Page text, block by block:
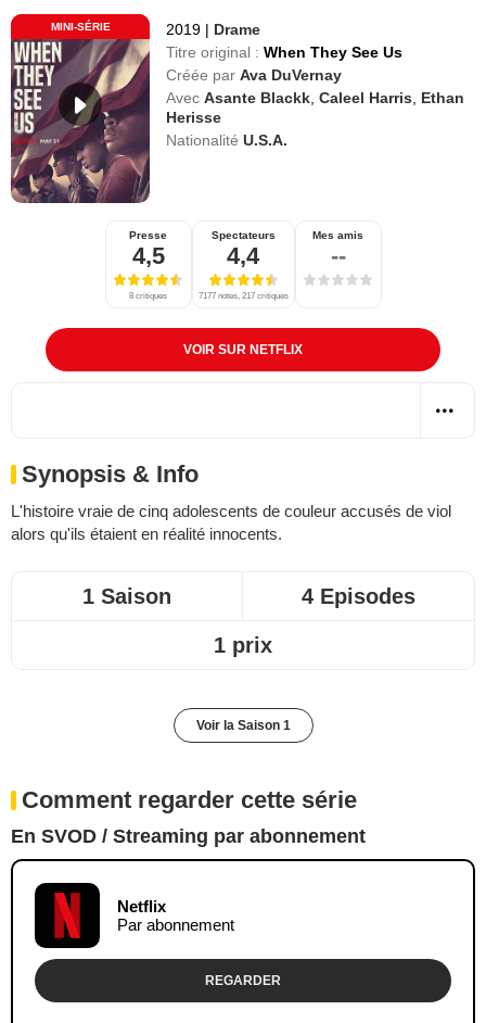
MINI-SÉRIE 2019 | Drame
Titre original : When They See Us
Créée par Ava DuVernay
Avec Asante Blackk ,Caleel Harris
Ethan
Herisse
Nationalité U.S.A.
Presse
4,5
8 critiques
Spectateurs
4,4
7177 notes, 217 critiques
Mes amis
--
VOIR SUR NETFLIX
Synopsis & Info
L'histoire vraie de cinq adolescents de couleur accusés de viol
alors qu'ils étaient en réalité innocents.
1 Saison 4 Episodes
1 prix
Voir la Saison 1
Comment regarder cette série
En SVOD / Streaming par abonnement
Netflix
Par abonnement
REGARDER